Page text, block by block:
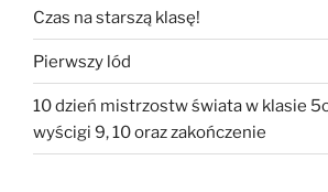
Czas na starszą klasę!
Pierwszy lód
10 dzień mistrzostw świata w klasie
wyścigi 9, 10 oraz zakończenie